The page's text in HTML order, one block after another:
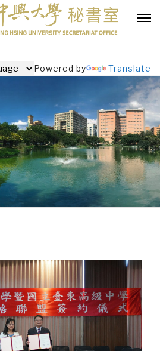
Powered by Translate